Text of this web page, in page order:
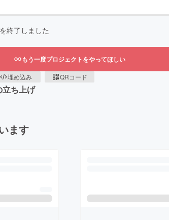
終了しました
もう一度プロジェクトをやってほしい
埋め込み QRコード
ち上げ
ます